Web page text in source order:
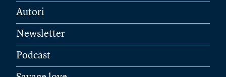
Autori
Newsletter
Podcast